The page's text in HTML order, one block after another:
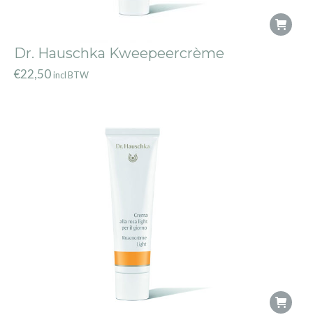
Dr. Hauschka Kweepeercrème
€22,50 incl BTW